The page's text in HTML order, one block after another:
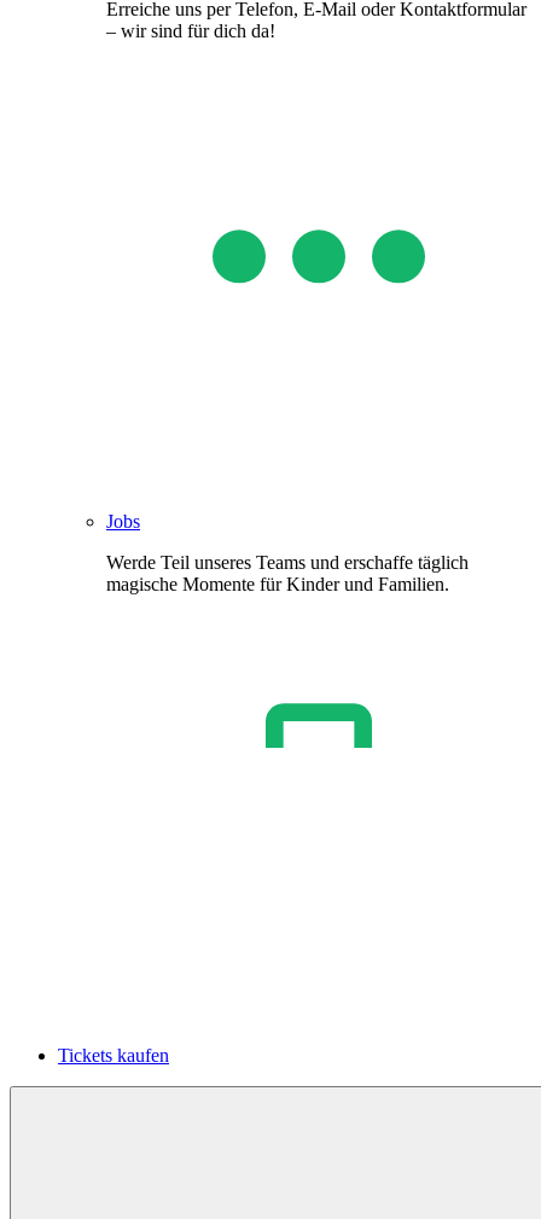
Erreiche uns per Telefon, E-Mail oder Kontaktformular
– wir sind für dich da!
Jobs
Werde Teil unseres Teams und erschaffe täglich
magische Momente für Kinder und Familien.
Tickets kaufen